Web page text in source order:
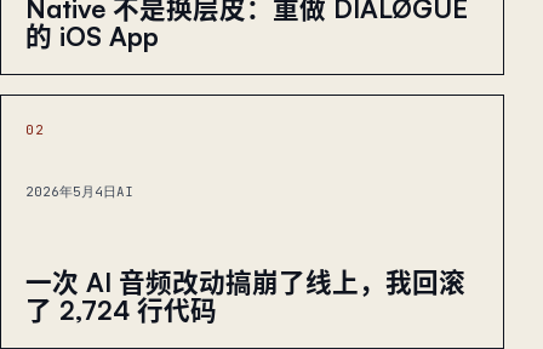
Native 不是换层皮：重做 DIALØGUE
的 iOS App
02
2026年5月4日 AI
一次 AI 音频改动搞崩了线上，我回滚
了 2,724 行代码